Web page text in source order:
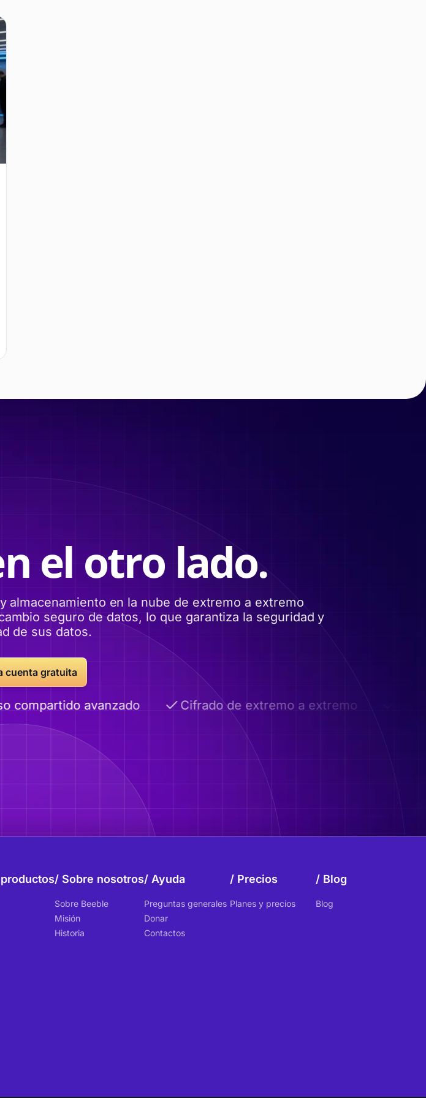
el otro lado.
en la nube de extremo a extremo
seguro de datos, lo que garantiza la seguridad y
de sus datos.
cuenta gratuita
compartido avanzado Cifrado de extremo a extremo
Sobre nosotros
Sobre Beeble
Misión
Historia
Ayuda
Preguntas generales
Donar
Contactos
Precios
Planes y precios
Blog
Blog